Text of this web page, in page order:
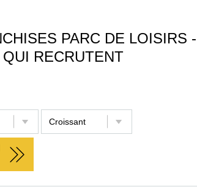
PARC DE LOISIRS
QUI RECRUTENT